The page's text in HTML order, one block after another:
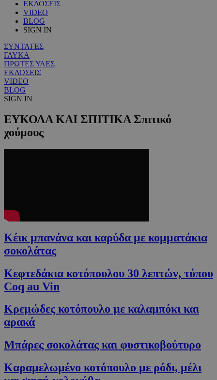
ΕΚΔΟΣΕΙΣ
VIDEO
BLOG
SIGN IN
ΣΥΝΤΑΓΕΣ
ΓΛΥΚΑ
ΠΡΩΤΕΣ ΥΛΕΣ
ΕΚΔΟΣΕΙΣ
VIDEO
BLOG
SIGN IN
ΕΥΚΟΛΑ ΚΑΙ ΣΠΙΤΙΚΑ Σπιτικό
χούμους
Κέικ μπανάνα και καρύδα με κομματάκια
σοκολάτας
Κεφτεδάκια κοτόπουλου 30 λεπτών, τύπου
Coq au Vin
Κρεμώδες κοτόπουλο με καλαμπόκι και
αρακά
Μπάρες σοκολάτας και φυστικοβούτυρο
Καραμελωμένο κοτόπουλο με ρόδι, μέλι